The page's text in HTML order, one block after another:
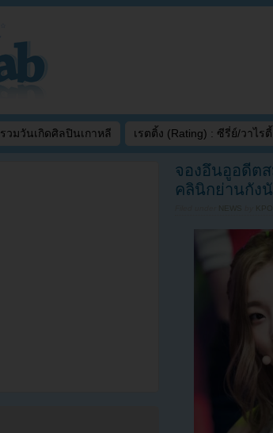
รวมวันเกิดศิลปินเกาหลี เรตติ้ง (Rating) : ซีรี่ย์/วาไรตี้
จองอึนอูอดีต
คลินิกย่านกังนั
NEWS